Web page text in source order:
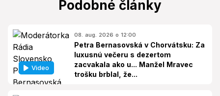
Podobné články
Video
08. aug. 2026 o 12:00
Petra Bernasovská v Chorvátsku: Za
luxusnú večeru s dezertom
zacvakala ako u... Manžel Mravec
trošku brblal, že...